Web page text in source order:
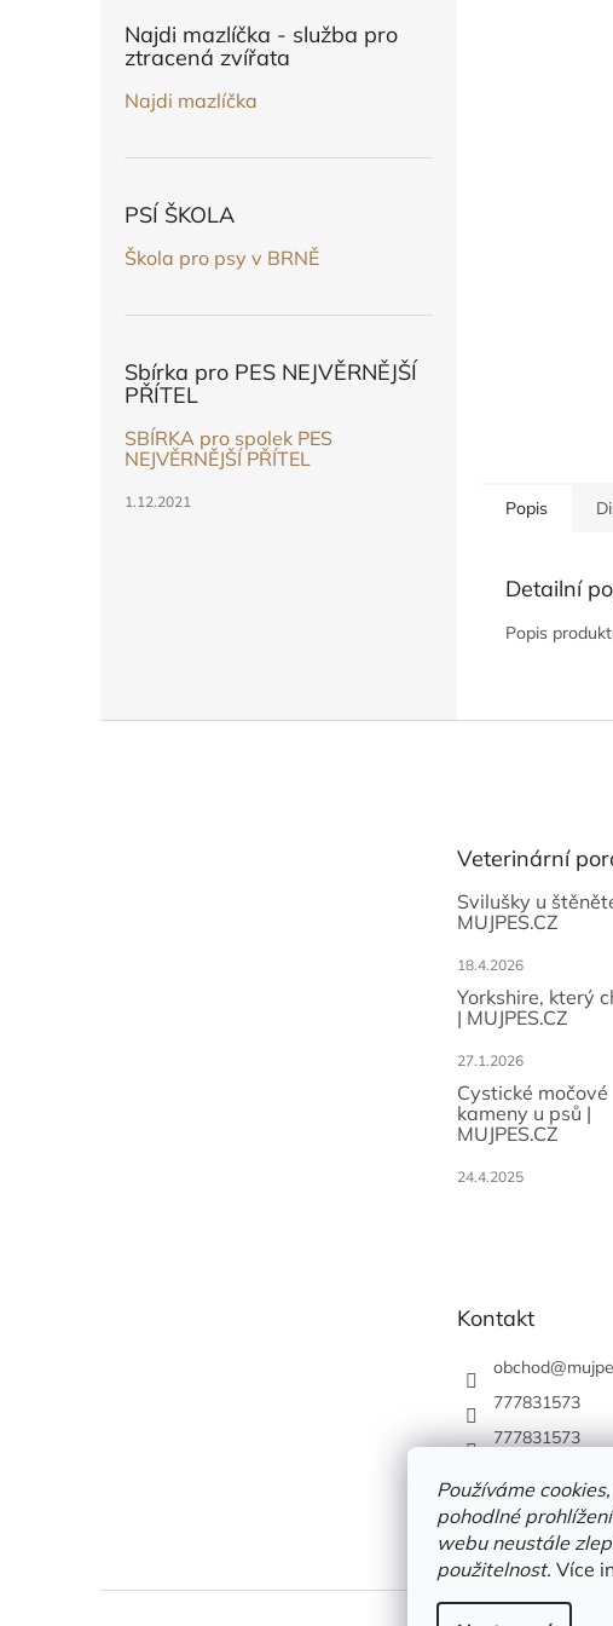
Používáme
pohodlné
webu neustále
použitelnost. Více
Najdi mazlíčka - služba pro
ztracená zvířata
Najdi mazlíčka
PSÍ ŠKOLA
Škola pro psy v BRNĚ
Sbírka pro PES NEJVĚRNĚJŠÍ
PŘÍTEL
SBÍRKA pro spolek PES
NEJVĚRNĚJŠÍ PŘÍTEL
1.12.2021 Popis
Detailní
Popis
Veterinární
Svilušky u
MUJPES.CZ
18.4.2026
Yorkshire, který
| MUJPES.CZ
27.1.2026
Cystické močové
kameny u psů |
MUJPES.CZ
24.4.2025
Kontakt
obchod@
777831573
777831573